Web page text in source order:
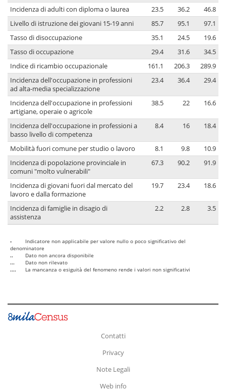
Incidenza di adulti con diploma o laurea 23.5 36.2
46.8
Livello di istruzione dei giovani 15-19 anni
85.7 95.1
97.1
Tasso di disoccupazione
35.1 24.5
19.6
Tasso di occupazione
29.4 31.6
34.5
Indice di ricambio occupazionale
161.1 206.3
289.9
Incidenza dell'occupazione in professioni
ad alta-media specializzazione
23.4 36.4 29.4
Incidenza dell'occupazione in professioni
artigiane, operaie o agricole
38.5 22 16.6
Incidenza dell'occupazione in professioni a
basso livello di competenza
8.4 16 18.4
Mobilità fuori comune per studio o lavoro 8.1 9.8
10.9
Incidenza di popolazione provinciale in
comuni "molto vulnerabili"
67.3 90.2 91.9
Incidenza di giovani fuori dal mercato del
lavoro e dalla formazione
19.7 23.4 18.6
Incidenza di famiglie in disagio di
assistenza
2.2 2.8 3.5
-
Indicatore non applicabile per valore nullo o poco significativo del
denominatore
..
Dato non ancora disponibile
...
Dato non rilevato
....
La mancanza o esiguità del fenomeno rende i valori non significativi
Contatti
Privacy
Note Legali
Web info